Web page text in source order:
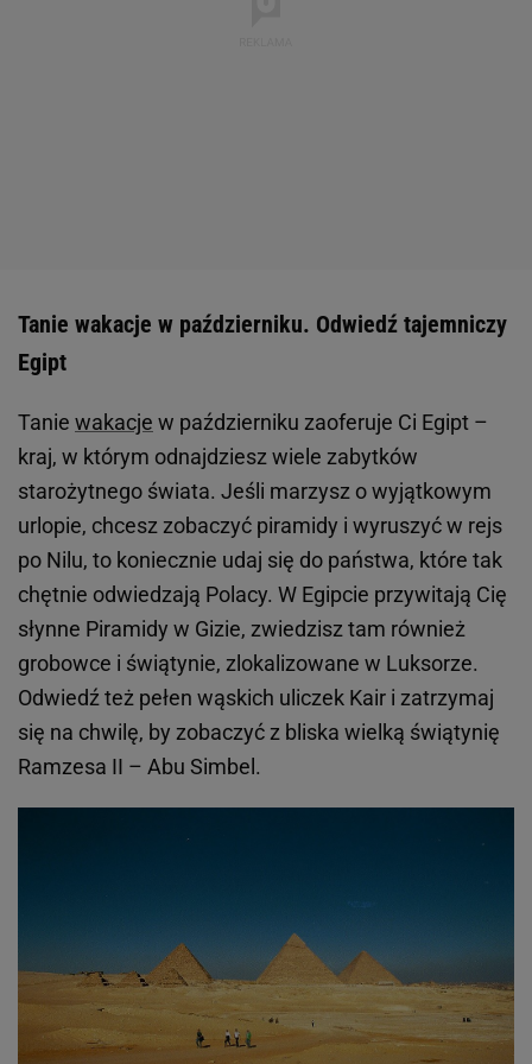
Tanie wakacje w październiku. Odwiedź tajemniczy
Egipt
Tanie wakacje w październiku zaoferuje Ci Egipt –
kraj, w którym odnajdziesz wiele zabytków
starożytnego świata. Jeśli marzysz o wyjątkowym
urlopie, chcesz zobaczyć piramidy i wyruszyć w rejs
po Nilu, to koniecznie udaj się do państwa, które tak
chętnie odwiedzają Polacy. W Egipcie przywitają Cię
słynne Piramidy w Gizie, zwiedzisz tam również
grobowce i świątynie, zlokalizowane w Luksorze.
Odwiedź też pełen wąskich uliczek Kair i zatrzymaj
się na chwilę, by zobaczyć z bliska wielką świątynię
Ramzesa II – Abu Simbel.